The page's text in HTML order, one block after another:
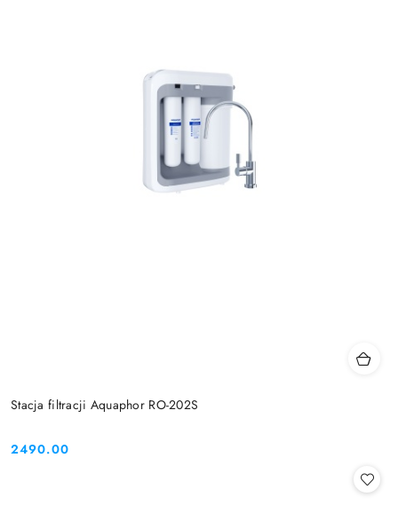
Stacja filtracji Aquaphor RO-202S
Cena:
2490.00